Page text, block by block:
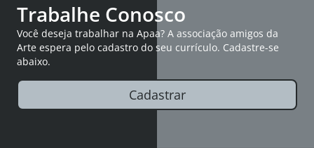
Trabalhe Conosco
Você deseja trabalhar na Apaa? A associação amigos da
Arte espera pelo cadastro do seu currículo. Cadastre-se
abaixo.
Cadastrar